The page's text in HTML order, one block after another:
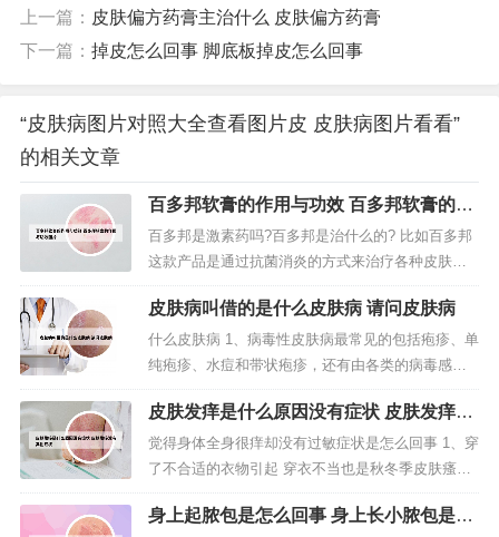
上一篇： 皮肤偏方药膏主治什么 皮肤偏方药膏
下一篇： 掉皮怎么回事 脚底板掉皮怎么回事
“皮肤病图片对照大全查看图片皮 皮肤病图片看看”
的相关文章
百多邦软膏的作用与功效 百多邦软膏的作
用与功效图片
百多邦是激素药吗?百多邦是治什么的? 比如百多邦
这款产品是通过抗菌消炎的方式来治疗各种皮肤炎
症，也能有效控制伤口感染，这是依靠其中所添加
的抗生素成分来发挥作用的，而非依靠激素。百多
邦适用于各种细菌性皮肤感染，主要用于革兰氏阳
性球菌引起的皮肤感染，例如脓疱病、疖肿、毛囊
炎等原发性皮肤感染，及湿疹合并感...
皮肤病叫借的是什么皮肤病 请问皮肤病
什么皮肤病 1、病毒性皮肤病最常见的包括疱疹、单
纯疱疹、水痘和带状疱疹，还有由各类的病毒感染
引起的疣，俗称瘊子，例如寻常疣、扁平疣、传染
性软疣等等。细菌性皮肤病最常见的包括毛囊炎、
疖肿。2、遗传性皮肤病：鱼鳞病、毛周角化病、毛
发苔藓、遗传性大疱性表皮松解症。1营养与代谢障
碍性皮肤病：如维生素缺乏症（...
皮肤发痒是什么原因没有症状 皮肤发痒没
有其他症状
觉得身体全身很痒却没有过敏症状是怎么回事 1、穿
了不合适的衣物引起 穿衣不当也是秋冬季皮肤瘙痒
的一大原因。2、病情分析： 你好，皮肤只是痒，表
面看没有异常是属于皮肤瘙痒症，一般是与过敏有
身上起脓包是怎么回事 身上长小脓包是什